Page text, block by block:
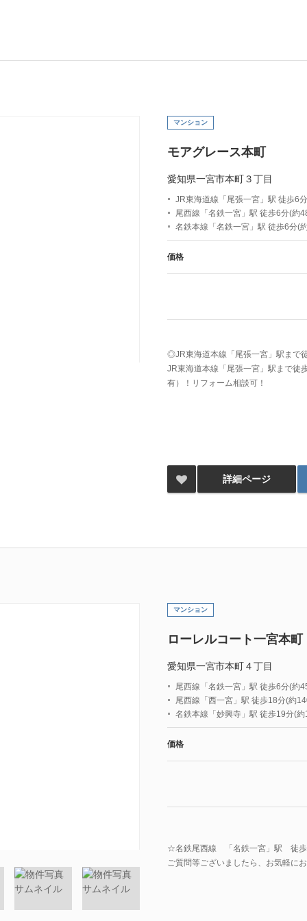
マンション
モアグレース本町
愛知県一宮市本町３丁目
JR東海道線「尾張一宮」駅 徒歩6
尾西線「名鉄一宮」駅 徒歩6分(約
名鉄本線「名鉄一宮」駅 徒歩6分(
価格
◎JR東海道本線「尾張一宮」駅まで
JR東海道本線「尾張一宮」駅まで徒
有）！リフォーム相談可！
詳細ページ
マンション
ローレルコート一宮本町
愛知県一宮市本町４丁目
尾西線「名鉄一宮」駅 徒歩6分(約
尾西線「西一宮」駅 徒歩18分(約
名鉄本線「妙興寺」駅 徒歩19分(
価格
☆名鉄尾西線 「名鉄一宮」駅 徒歩
ご質問等ございましたら、お気軽に